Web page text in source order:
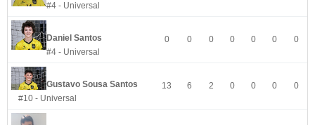
#4 - Universal
Daniel Santos
#4 - Universal
0 0 0 0 0 0 0
Gustavo Sousa Santos
#10 - Universal
13 6 2 0 0 0 0